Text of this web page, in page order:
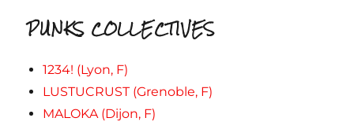
PUNKS COLLECTIVES
1234! (Lyon, F)
LUSTUCRUST (Grenoble, F)
MALOKA (Dijon, F)